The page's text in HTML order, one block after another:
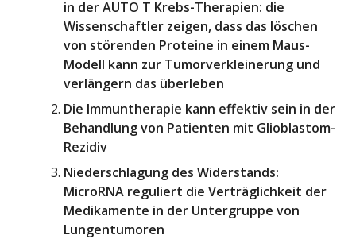
in der AUTO T Krebs-Therapien: die
Wissenschaftler zeigen, dass das löschen
von störenden Proteine in einem Maus-
Modell kann zur Tumorverkleinerung und
verlängern das überleben
Die Immuntherapie kann effektiv sein in der
Behandlung von Patienten mit Glioblastom-
Rezidiv
Niederschlagung des Widerstands:
MicroRNA reguliert die Verträglichkeit der
Medikamente in der Untergruppe von
Lungentumoren